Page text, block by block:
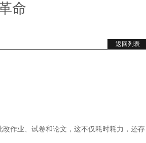
命
返回列表
作业、试卷和论文，这不仅耗时耗力，还存